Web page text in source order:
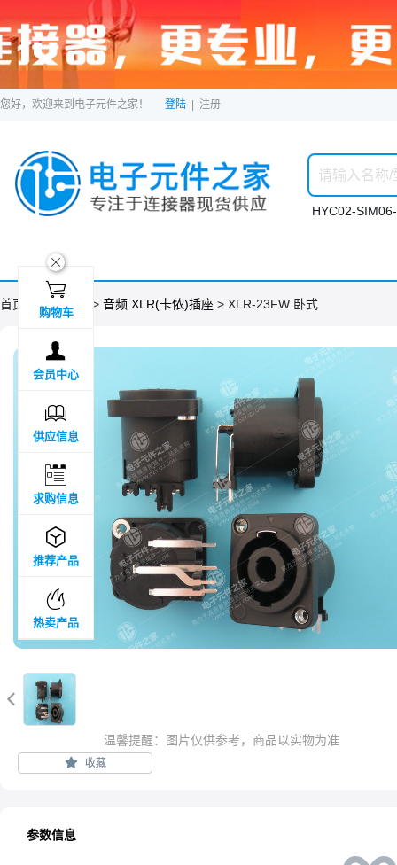
您好，欢迎来到电子元件之家！ 登陆 注册
HYC02-
首页 > 分类目录 > 音频 XLR(卡侬)插座 > XLR-23FW 卧式

温馨提醒：图片仅供参考，商品以实物为准
收藏
参数信息
ဆ

购物车

会员中心

供应信息

求购信息

推荐产品

热卖产品